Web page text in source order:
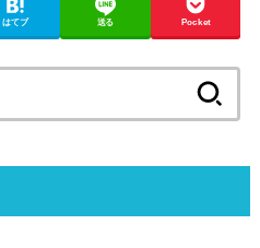
はてブ 送る Pocket
索: